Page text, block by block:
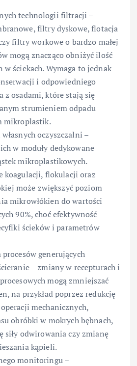
technologii filtracji –
filtry dyskowe, flotacja
filtry workowe o bardzo małej
mogą znacząco obniżyć ilość
w ściekach. Wymaga to jednak
i odpowiedniego
z osadami, które stają się
strumieniem odpadu
mikroplastik.
oczyszczalni –
w moduły dedykowane
mikroplastikowych.
koagulacji, flokulacji oraz
może zwiększyć poziom
mikrowłókien do wartości
90%, choć efektywność
ścieków i parametrów
generujących
– zmiany w recepturach i
mogą zmniejszać
na przykład poprzez redukcję
mechanicznych,
obróbki w mokrych bębnach,
siły odwirowania czy zmianę
kąpieli.
monitoringu –